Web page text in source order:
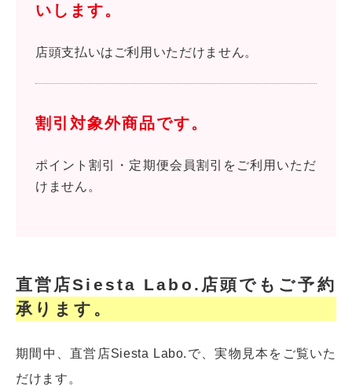
いします。
店頭支払いはご利用いただけません。
割引対象外商品です。
ポイント割引・定期便会員割引をご利用いただ
けません。
直営店Siesta Labo.店頭でもご予約
承ります。
期間中、直営店Siesta Labo.で、実物見本をご覧いた
だけます。